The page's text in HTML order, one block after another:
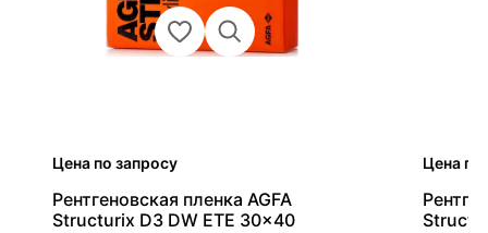
Цена по запросу
Рентгеновская пленка AGFA
Structurix D3 DW ETE 30x40
Цена по